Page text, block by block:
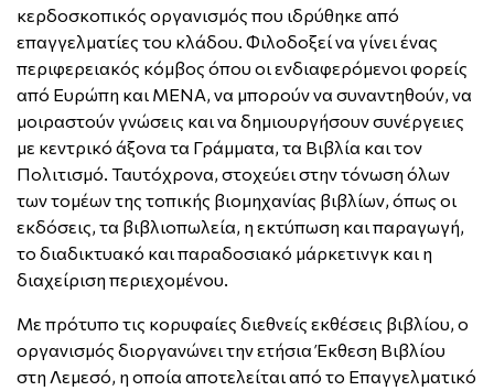
κερδοσκοπικός οργανισμός που ιδρύθηκε από
επαγγελματίες του κλάδου. Φιλοδοξεί να γίνει ένας
περιφερειακός κόμβος όπου οι ενδιαφερόμενοι φορείς
από Ευρώπη και ΜΕΝΑ, να μπορούν να συναντηθούν, να
μοιραστούν γνώσεις και να δημιουργήσουν συνέργειες
με κεντρικό άξονα τα Γράμματα, τα Βιβλία και τον
Πολιτισμό. Ταυτόχρονα, στοχεύει στην τόνωση όλων
των τομέων της τοπικής βιομηχανίας βιβλίων, όπως οι
εκδόσεις, τα βιβλιοπωλεία, η εκτύπωση και παραγωγή,
το διαδικτυακό και παραδοσιακό μάρκετινγκ και η
διαχείριση περιεχομένου.
Με πρότυπο τις κορυφαίες διεθνείς εκθέσεις βιβλίου, ο
οργανισμός διοργανώνει την ετήσια Έκθεση Βιβλίου
στη Λεμεσό, η οποία αποτελείται από το Επαγγελματικό